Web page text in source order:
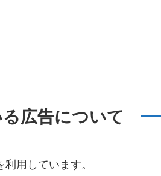
広告について
用しています。